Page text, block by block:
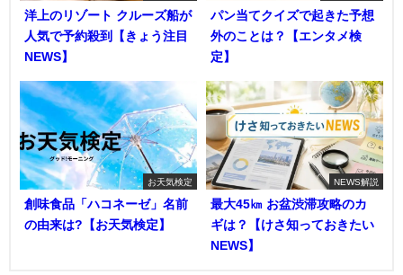
洋上のリゾート クルーズ船が
人気で予約殺到【きょう注目
NEWS】
パン当てクイズで起きた予想
外のことは？【エンタメ検
定】
お天気検定
創味食品「ハコネーゼ」名前
の由来は?【お天気検定】
NEWS解説
最大45㎞ お盆渋滞攻略のカ
ギは？【けさ知っておきたい
NEWS】